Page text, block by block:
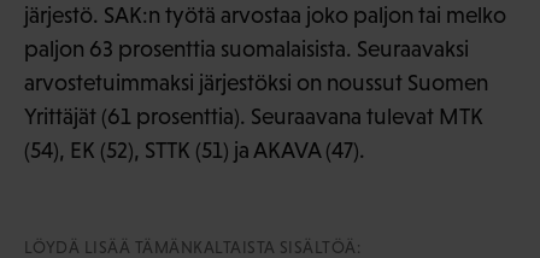
järjestö. SAK:n työtä arvostaa joko paljon tai melko
paljon 63 prosenttia suomalaisista. Seuraavaksi
arvostetuimmaksi järjestöksi on noussut Suomen
Yrittäjät (61 prosenttia). Seuraavana tulevat MTK
(54), EK (52), STTK (51) ja AKAVA (47).
LÖYDÄ LISÄÄ TÄMÄNKALTAISTA SISÄLTÖÄ: